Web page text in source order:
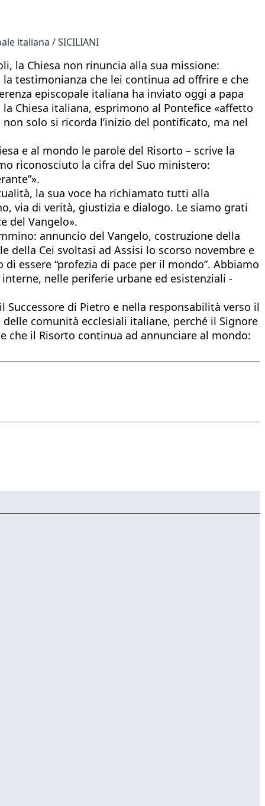
italiana / SICILIANI
la Chiesa non rinuncia alla sua missione:
testimonianza che lei continua ad offrire e che
episcopale italiana ha inviato oggi a papa
Chiesa italiana, esprimono al Pontefice «affetto
solo si ricorda l’inizio del pontificato, ma nel
e al mondo le parole del Risorto – scrive la
riconosciuto la cifra del Suo ministero:
la sua voce ha richiamato tutti alla
via di verità, giustizia e dialogo. Le siamo grati
del Vangelo».
annuncio del Vangelo, costruzione della
della Cei svoltasi ad Assisi lo scorso novembre e
essere “profezia di pace per il mondo”. Abbiamo
nelle periferie urbane ed esistenziali -
di Pietro e nella responsabilità verso il
comunità ecclesiali italiane, perché il Signore
che il Risorto continua ad annunciare al mondo: